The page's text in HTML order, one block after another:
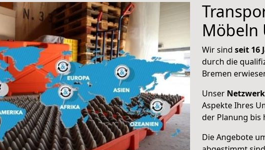
Möbeln
Wir sind seit 16
durch die
Bremen
Unser Netzwerk
Aspekte Ihres
der Planung bis
Die Angebote